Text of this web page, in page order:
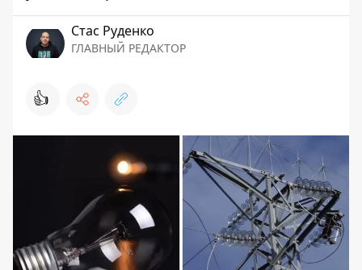
Стаc Руденко
ГЛАВНЫЙ РЕДАКТОР
👍